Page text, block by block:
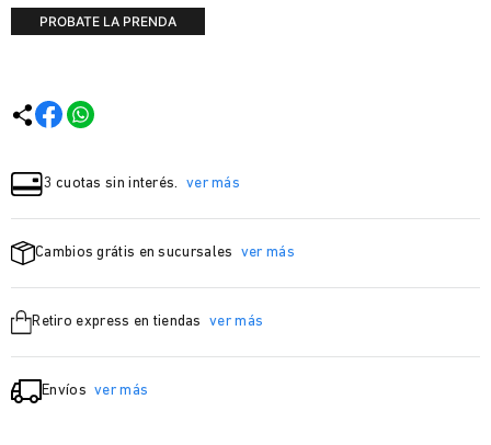
PROBATE LA PRENDA
3 cuotas sin interés. ver más
Cambios grátis en sucursales ver más
Retiro express en tiendas ver más
Envíos ver más